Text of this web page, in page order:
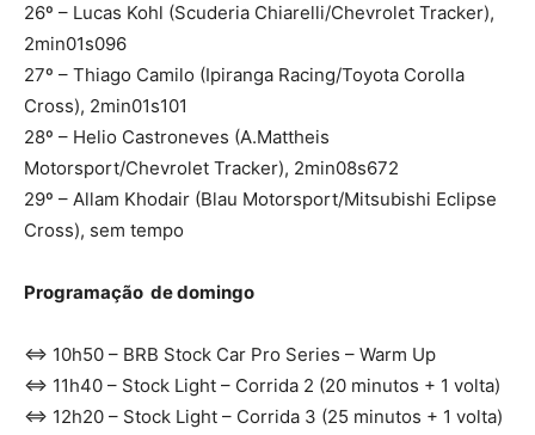
26º – Lucas Kohl (Scuderia Chiarelli/Chevrolet Tracker),
2min01s096
27º – Thiago Camilo (Ipiranga Racing/Toyota Corolla
Cross), 2min01s101
28º – Helio Castroneves (A.Mattheis
Motorsport/Chevrolet Tracker), 2min08s672
29º – Allam Khodair (Blau Motorsport/Mitsubishi Eclipse
Cross), sem tempo
Programação de domingo
⇔ 10h50 – BRB Stock Car Pro Series – Warm Up
⇔ 11h40 – Stock Light – Corrida 2 (20 minutos + 1 volta)
⇔ 12h20 – Stock Light – Corrida 3 (25 minutos + 1 volta)